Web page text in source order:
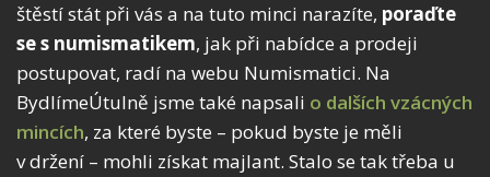
štěstí stát při vás a na tuto minci narazíte, poraďte
se s numismatikem, jak při nabídce a prodeji
postupovat, radí na webu Numismatici. Na
BydlímeÚtulně jsme také napsali o dalších vzácných
mincích, za které byste – pokud byste je měli
v držení – mohli získat majlant. Stalo se tak třeba u